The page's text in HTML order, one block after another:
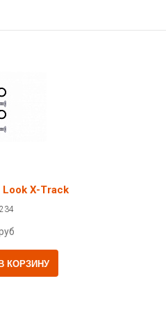
X-Track
В КОРЗИНУ